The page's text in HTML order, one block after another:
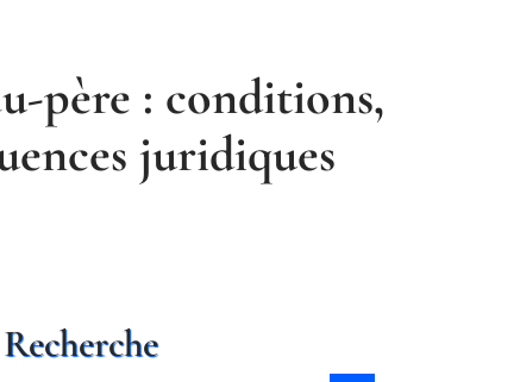
père : conditions,
juridiques
Recherche